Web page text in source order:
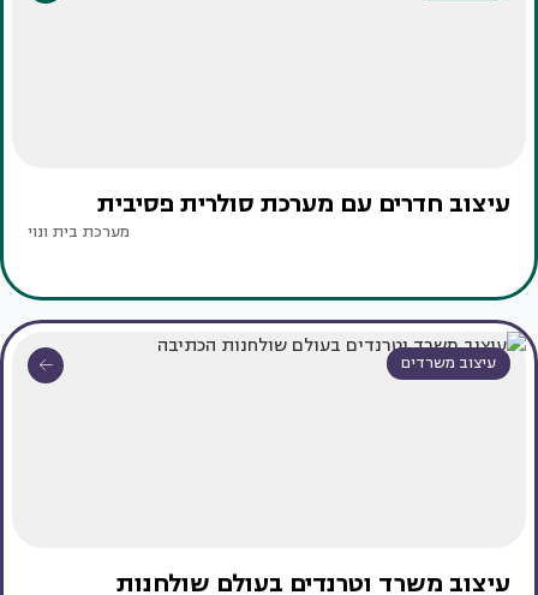
עיצוב חדרים עם מערכת סולרית פסיבית
מערכת בית ונוי
עיצוב משרדים
עיצוב משרד וטרנדים בעולם שולחנות